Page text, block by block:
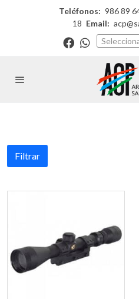
Teléfonos: 986 89
18 Email:
Filtrar